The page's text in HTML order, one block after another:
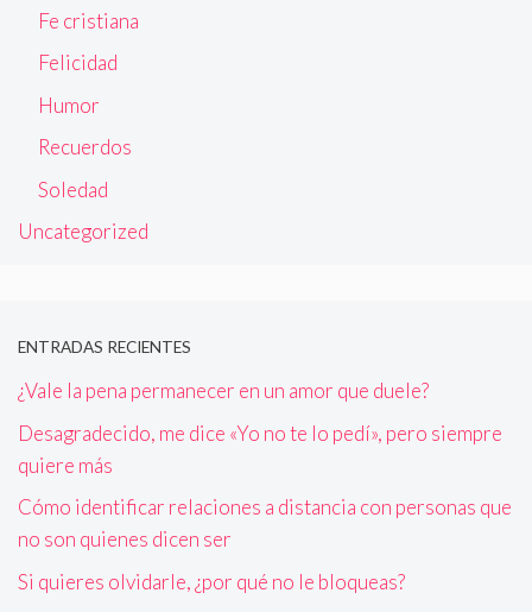
Fe cristiana
Felicidad
Humor
Recuerdos
Soledad
Uncategorized
ENTRADAS RECIENTES
¿Vale la pena permanecer en un amor que duele?
Desagradecido, me dice «Yo no te lo pedí», pero siempre
quiere más
Cómo identificar relaciones a distancia con personas que
no son quienes dicen ser
Si quieres olvidarle, ¿por qué no le bloqueas?